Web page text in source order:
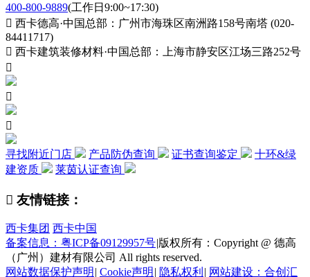
400-800-9889(工作日9:00~17:30)
 西卡德高·中国总部：广州市海珠区南洲路158号南塔 (020-
84411717)
 西卡建筑装修材料·中国总部：上海市静安区江场三路252号



寻找附近门店 产品防伪查询 证书查询鉴定
十环&绿
建资质
莱茵认证查询
 友情链接：
西卡集团 西卡中国
备案信息：粤ICP备09129957号|版权所有：Copyright @ 德高
（广州）建材有限公司 All rights reserved.
网站数据保护声明 | Cookie声明 | 隐私权利 | 网站建设：合创汇